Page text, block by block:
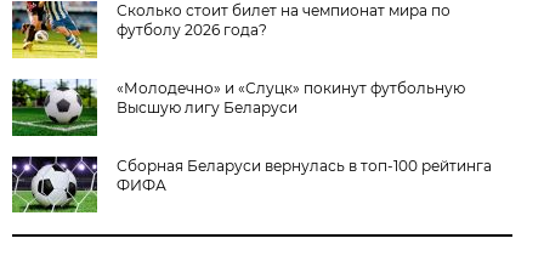
Сколько стоит билет на чемпионат мира по
футболу 2026 года?
«Молодечно» и «Слуцк» покинут футбольную
Высшую лигу Беларуси
Сборная Беларуси вернулась в топ-100 рейтинга
ФИФА